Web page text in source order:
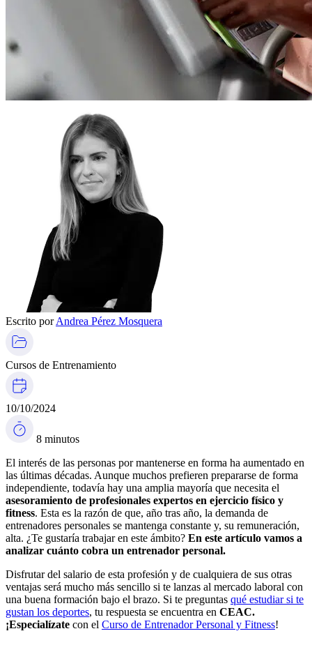
Escrito porAndrea Pérez Mosquera
Cursos de Entrenamiento
10/10/2024
8 minutos
El interés de las personas por mantenerse en forma ha aumentado en
las últimas décadas. Aunque muchos prefieren prepararse de forma
independiente, todavía hay una amplia mayoría que necesita el
asesoramiento de profesionales expertos en ejercicio físico y
fitness. Esta es la razón de que, año tras año, la demanda de
entrenadores personales se mantenga constante y, su remuneración,
alta. ¿Te gustaría trabajar en este ámbito? En este artículo vamos a
analizar cuánto cobra un entrenador personal.
Disfrutar del salario de esta profesión y de cualquiera de sus otras
ventajas será mucho más sencillo si te lanzas al mercado laboral con
una buena formación bajo el brazo. Si te preguntas qué estudiar si te
gustan los deportes, tu respuesta se encuentra en CEAC.
¡Especialízate con el Curso de Entrenador Personal y Fitness!